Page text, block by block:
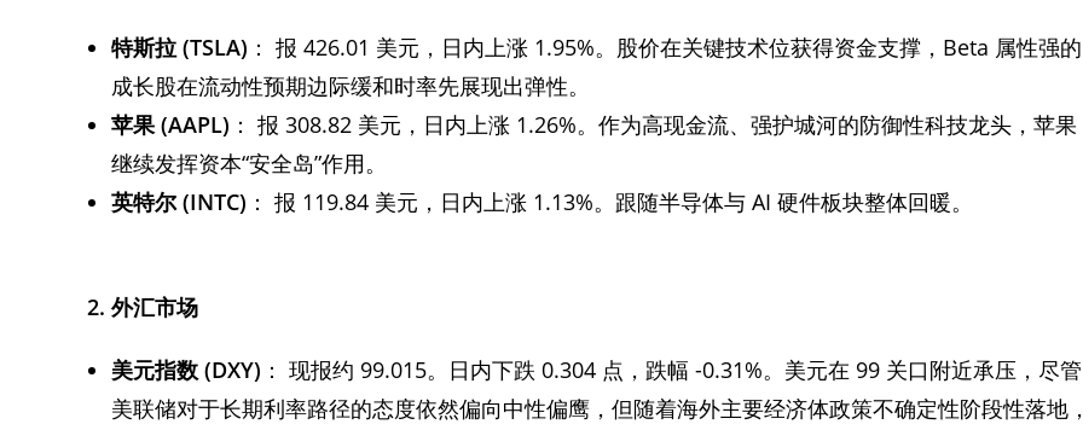
特斯拉 (TSLA) ： 报 426.01 美元，日内上涨 1.95%。股价在关键技术位获得资金支撑，Beta 属性强的
成长股在流动性预期边际缓和时率先展现出弹性。
苹果 (AAPL) ： 报 308.82 美元，日内上涨 1.26%。作为高现金流、强护城河的防御性科技龙头，苹果
继续发挥资本“安全岛”作用。
英特尔(INTC) ： 报 119.84 美元，日内上涨 1.13%。跟随半导体与 AI 硬件板块整体回暖。
2. 外汇市场
美元指数 (DXY) ： 现报约 99.015。日内下跌 0.304 点，跌幅 -0.31%。美元在 99 关口附近承压，尽管
美联储对于长期利率路径的态度依然偏向中性偏鹰，但随着海外主要经济体政策不确定性阶段性落地